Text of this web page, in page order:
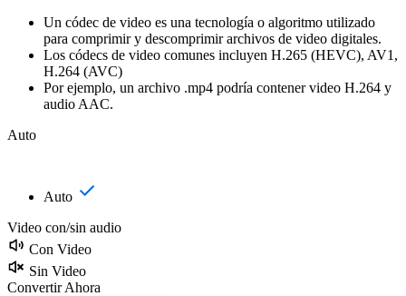
Un códec de video es una tecnología o algoritmo utilizado
para comprimir y descomprimir archivos de video digitales.
Los códecs de video comunes incluyen H.265 (HEVC), AV1,
H.264 (AVC)
Por ejemplo, un archivo .mp4 podría contener video H.264 y
audio AAC.
Auto
Auto
Video con/sin audio
Con Video
Sin Video
Convertir Ahora